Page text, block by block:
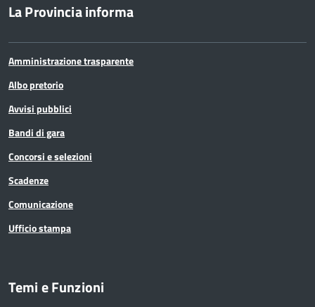
La Provincia informa
Amministrazione trasparente
Albo pretorio
Avvisi pubblici
Bandi di gara
Concorsi e selezioni
Scadenze
Comunicazione
Ufficio stampa
Temi e Funzioni